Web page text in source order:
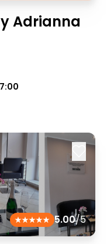
Adrianna
5.00/5